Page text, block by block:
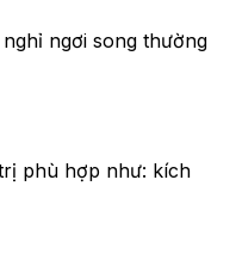
ngơi song thường
phù hợp như: kích